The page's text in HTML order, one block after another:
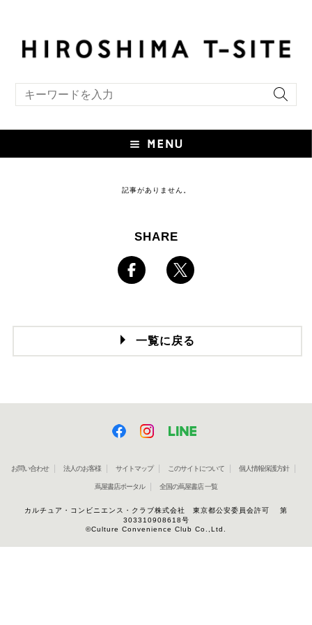
記事がありません。
SHARE
一覧に戻る
お問い合わせ 法人のお客様 サイトマップ このサイトについて 個人情報保護方針
蔦屋書店ポータル 全国の蔦屋書店 一覧
カルチュア・コンビニエンス・クラブ株式会社 東京都公安委員会許可 第
303310908618号
©Culture Convenience Club Co.,Ltd.